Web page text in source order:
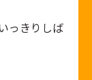
っきりしば